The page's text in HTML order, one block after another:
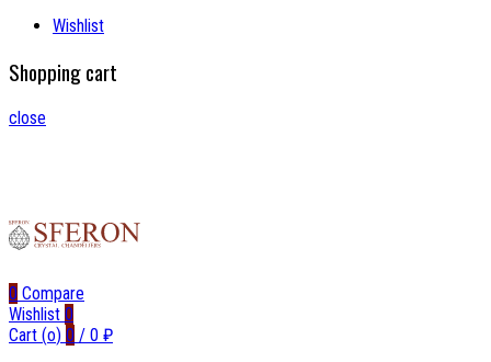
Wishlist
Shopping cart
close
0 Compare
Wishlist 0
Cart (o) 0 / 0 ₽